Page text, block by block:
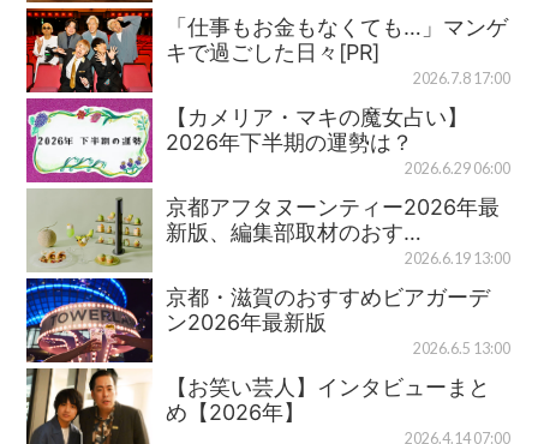
「仕事もお金もなくても…」マンゲ
キで過ごした日々[PR]
2026.7.8 17:00
【カメリア・マキの魔女占い】
2026年下半期の運勢は？
2026.6.29 06:00
京都アフタヌーンティー2026年最
新版、編集部取材のおす…
2026.6.19 13:00
京都・滋賀のおすすめビアガーデ
ン2026年最新版
2026.6.5 13:00
【お笑い芸人】インタビューまと
め【2026年】
2026.4.14 07:00